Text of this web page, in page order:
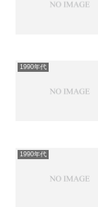
1990年代
1990年代